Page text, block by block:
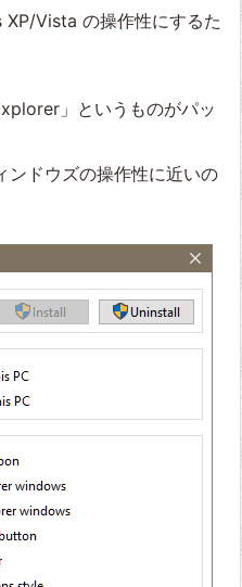
Vista の操作性にするた
」というものがパッ
ドウズの操作性に近いの